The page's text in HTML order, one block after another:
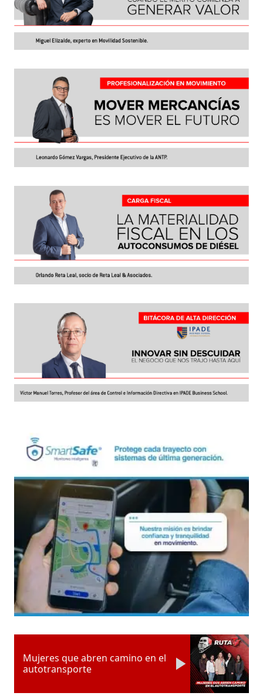
Mujeres que abren camino en el
autotransporte